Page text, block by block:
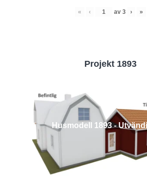
« ‹ av 3 › »
Projekt 1893
Husmodell 1893 -